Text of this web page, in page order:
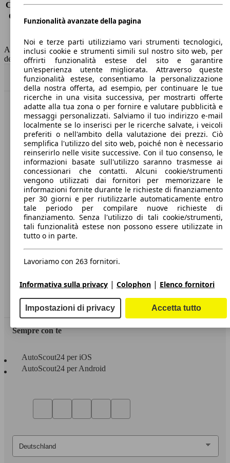
Consumo (extra-urbano) 3.2 l/100km
Consumo (combinato)*
3.5 l/100km
Capacità del serbatoio
45 l
AutoScout24 non si assume alcuna responsabilità per la correttezza
dei dati.
Torna su
Benvenuti su AutoScout24, il mercato auto europeo.
Società
A proposito di AutoScout24
Stampa
Media
Condizioni generali
Informazioni
Privacy
Dichiarazione di Accessibilità
Servizi
Area rivenditori
Sempre con te
AutoScout24 per iOS
AutoScout24 per Android
Funzionalità avanzate della pagina
Noi e terze parti utilizziamo vari strumenti tecnologici,
inclusi cookie e strumenti simili sul nostro sito web, per
offrirti funzionalità estese del sito e garantire
un'esperienza utente migliorata. Attraverso queste
funzionalità estese, consentiamo la personalizzazione
della nostra offerta, ad esempio, per continuare le tue
ricerche in una visita successiva, per mostrarti offerte
adatte alla tua zona o per fornire e valutare pubblicità e
messaggi personalizzati. Salviamo il tuo indirizzo e-mail
localmente se lo inserisci per le ricerche salvate, i veicoli
preferiti o nell'ambito della valutazione dei prezzi. Ciò
semplifica l'utilizzo del sito web, poiché non è necessario
reinserirlo nelle visite successive. Con il tuo consenso, le
informazioni basate sull'utilizzo saranno trasmesse ai
concessionari che contatti. Alcuni cookie/strumenti
vengono utilizzati dai fornitori per memorizzare le
informazioni fornite durante le richieste di finanziamento
per 30 giorni e per riutilizzarle automaticamente entro
tale periodo per compilare nuove richieste di
finanziamento. Senza l'utilizzo di tali cookie/strumenti,
tali funzionalità estese non possono essere utilizzate in
tutto o in parte.
Lavoriamo con 263 fornitori.
Informativa sulla privacy | Colophon | Elenco fornitori
Impostazioni di privacy Accetta tutto